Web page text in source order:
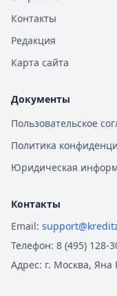
Контакты
Редакция
Карта сайта
Документы
Пользовательское
Политика
Юридическая
Контакты
Email:
Телефон: 8 (495) 128-
Адрес: г. Москва, Яна